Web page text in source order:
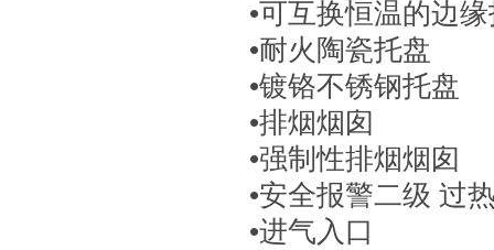
•可互换恒温的边
•耐火陶瓷托盘
•镀铬不锈钢托盘
•排烟烟囱
•强制性排烟烟囱
•安全报警二级 过
•进气入口